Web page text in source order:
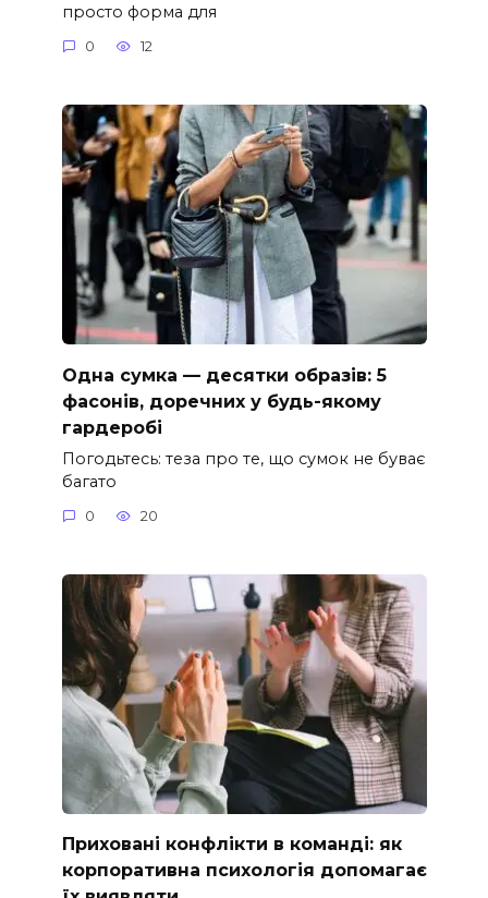
просто форма для
0 12
Одна сумка — десятки образів: 5
фасонів, доречних у будь-якому
гардеробі
Погодьтесь: теза про те, що сумок не буває
багато
0 20
Приховані конфлікти в команді: як
корпоративна психологія допомагає